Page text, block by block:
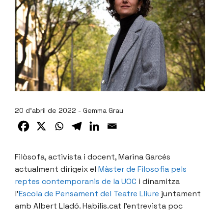
20 d'abril de 2022 - Gemma Grau
Filòsofa, activista i docent, Marina Garcés
actualment dirigeix el Màster de Filosofia pels
reptes contemporanis de la UOC i dinamitza
l’Escola de Pensament del Teatre Lliure juntament
amb Albert Lladó. Habilis.cat l’entrevista poc